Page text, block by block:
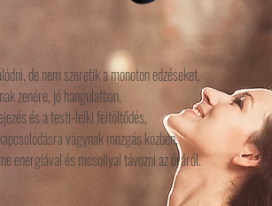
de nem szeretik a monoton edzéseket,
zenére, jó hangulatban,
és a testi-lelki feltöltődés,
vágynak mozgás közben,
energiával és mosollyal távozni az óráról.